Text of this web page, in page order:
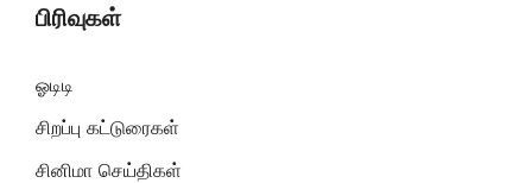
பிரிவுகள்
ஓடிடி
சிறப்பு கட்டுரைகள்
சினிமா செய்திகள்